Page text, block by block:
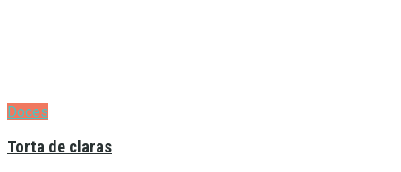
Doces
Torta de claras